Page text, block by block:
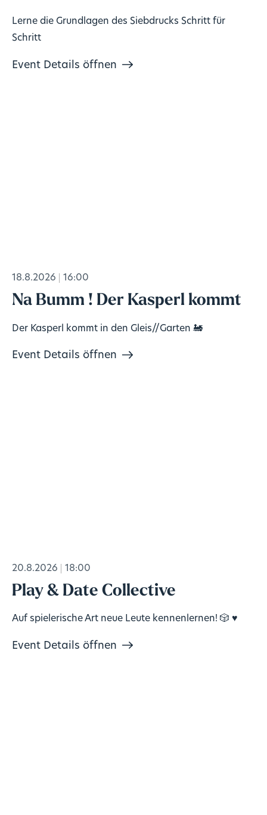
Lerne die Grundlagen des Siebdrucks Schritt für
Schritt
Event Details öffnen
18.8.2026 16:00
Na Bumm ! Der Kasperl kommt
Der Kasperl kommt in den Gleis//Garten 🚂
Event Details öffnen
20.8.2026 18:00
Play & Date Collective
Auf spielerische Art neue Leute kennenlernen! 🎲 ♥️
Event Details öffnen